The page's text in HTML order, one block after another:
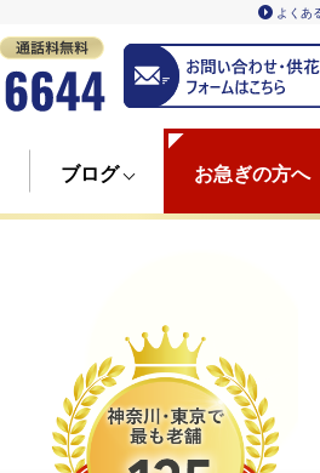
よくあ
ブログ お急ぎの方へ